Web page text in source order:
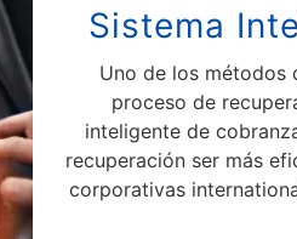
Sistema
Uno de los métodos
proceso de
inteligente de
recuperación ser más
corporativas